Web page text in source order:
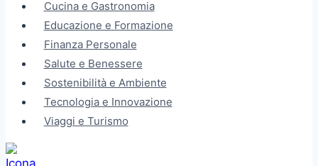
Cucina e Gastronomia
Educazione e Formazione
Finanza Personale
Salute e Benessere
Sostenibilità e Ambiente
Tecnologia e Innovazione
Viaggi e Turismo